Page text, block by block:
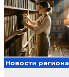
Новости региона